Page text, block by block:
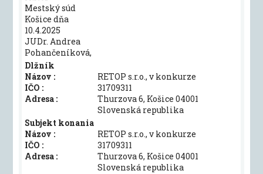
Mestský súd
Košice dňa
10.4.2025
JUDr. Andrea
Pohančeníková,
Dlžník
Názov :
RETOP s.r.o., v konkurze
IČO :
31709311
Adresa :
Thurzova 6, Košice 04001
Slovenská republika
Subjekt konania
Názov :
RETOP s.r.o., v konkurze
IČO :
31709311
Adresa :
Thurzova 6, Košice 04001
Slovenská republika